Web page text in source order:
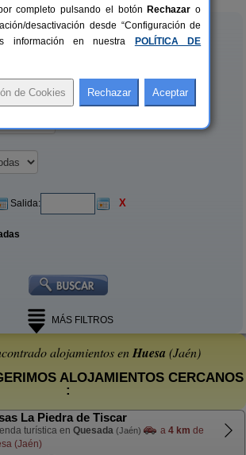
Salida: X
MÁS FILTROS
alojamientos enHuesa (Jaén)
ALOJAMIENTOS CERCANOS
:
La Piedra de Tiscar
turística en Quesada (Jaén) a 4 km de
(Jaén)
completo pulsando el botón Rechazar o
desactivación desde “Configuración de
información en nuestra
POLÍTICA DE